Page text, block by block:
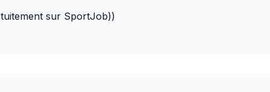
sur SportJob))